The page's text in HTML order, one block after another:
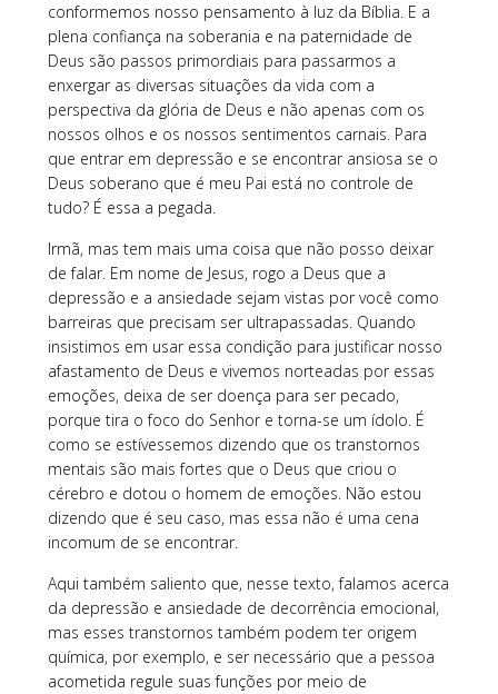
conformemos nosso pensamento à luz da Bíblia. E a
plena confiança na soberania e na paternidade de
Deus são passos primordiais para passarmos a
enxergar as diversas situações da vida com a
perspectiva da glória de Deus e não apenas com os
nossos olhos e os nossos sentimentos carnais. Para
que entrar em depressão e se encontrar ansiosa se o
Deus soberano que é meu Pai está no controle de
tudo? É essa a pegada.
Irmã, mas tem mais uma coisa que não posso deixar
de falar. Em nome de Jesus, rogo a Deus que a
depressão e a ansiedade sejam vistas por você como
barreiras que precisam ser ultrapassadas. Quando
insistimos em usar essa condição para justificar nosso
afastamento de Deus e vivemos norteadas por essas
emoções, deixa de ser doença para ser pecado,
porque tira o foco do Senhor e torna-se um ídolo. É
como se estívessemos dizendo que os transtornos
mentais são mais fortes que o Deus que criou o
cérebro e dotou o homem de emoções. Não estou
dizendo que é seu caso, mas essa não é uma cena
incomum de se encontrar.
Aqui também saliento que, nesse texto, falamos acerca
da depressão e ansiedade de decorrência emocional,
mas esses transtornos também podem ter origem
química, por exemplo, e ser necessário que a pessoa
acometida regule suas funções por meio de